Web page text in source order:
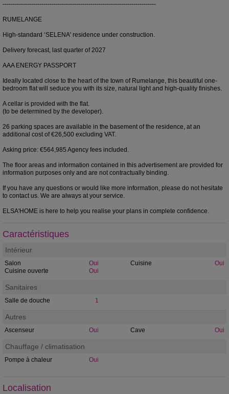
---------------------------------------------------------------------------
RUMELANGE
High-standard ‘SELENA' residence under construction.
Delivery forecast, last quarter of 2027
AAA ENERGY PASSPORT
Ideally located close to the heart of the town of Rumelange, this beautiful one-
bedroom flat will seduce you with its size, natural light and high-quality finishes.
A cellar is provided with the flat.
(to be determined by the developer).
26 parking spaces are available in the basement of the residence, at an
additional cost of €26,500 excluding VAT.
Asking price: €564,985 Agency fees included.
The floor areas and information contained in this advertisement are provided for
information purposes only and are not contractually binding.
If you have any questions or would like more information, please do not hesitate
to contact us. We are always at your service.
ELSA'HOME is here to help you realise your plans in complete confidence.
Caractéristiques
Intérieur
Salon Oui Cuisine
Oui
Cuisine ouverte
Oui
Sanitaires
Salle de douche 1
Autres
Ascenseur Oui Cave Oui
Chauffage / climatisation
Pompe à chaleur Oui
Localisation